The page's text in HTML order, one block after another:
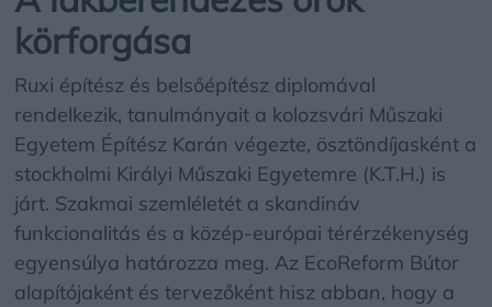
körforgása
Ruxi építész és belsőépítész diplomával
rendelkezik, tanulmányait a kolozsvári Műszaki
Egyetem Építész Karán végezte, ösztöndíjasként a
stockholmi Királyi Műszaki Egyetemre (K.T.H.) is
járt. Szakmai szemléletét a skandináv
funkcionalitás és a közép-európai térérzékenység
egyensúlya határozza meg. Az EcoReform Bútor
alapítójaként és tervezőként hisz abban, hogy a